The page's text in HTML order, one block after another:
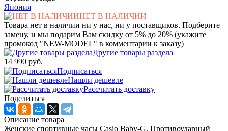
Япония
НЕТ В НАЛИЧИИ
Товара нет в наличии ни у нас, ни у поставщиков. Подберите
замену, и мы подарим Вам скидку от 5% до 20% (укажите
промокод "NEW-MODEL" в комментарии к заказу)
Другие товары раздела
14 990 руб.
Подписаться
Нашли дешевле
Рассчитать доставку
Поделиться
Описание товара
Женские спортивные часы Casio Baby-G. Противоударный